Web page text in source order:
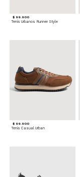
$ 99.900
Tenis Urbanos Runner Style
$ 99.900
Tenis Casual Urban